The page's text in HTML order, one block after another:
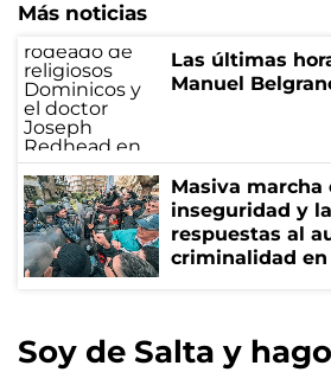
Más noticias
Las últimas
Manuel
Masiva marcha
inseguridad y
respuestas al
criminalidad
Soy de Salta y